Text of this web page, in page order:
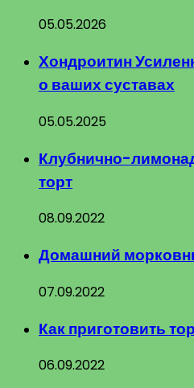
05.05.2026
Хондроитин
о ваших суставах
05.05.2025
Клубнично-
торт
08.09.2022
Домашний
07.09.2022
Как приготовить
06.09.2022